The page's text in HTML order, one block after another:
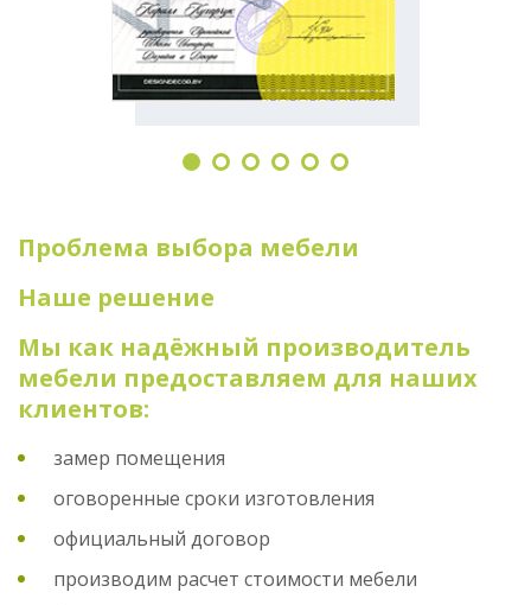
Проблема выбора мебели
Наше решение
Мы как надёжный производитель
мебели предоставляем для наших
клиентов:
замер помещения
оговоренные сроки изготовления
официальный договор
производим расчет стоимости мебели